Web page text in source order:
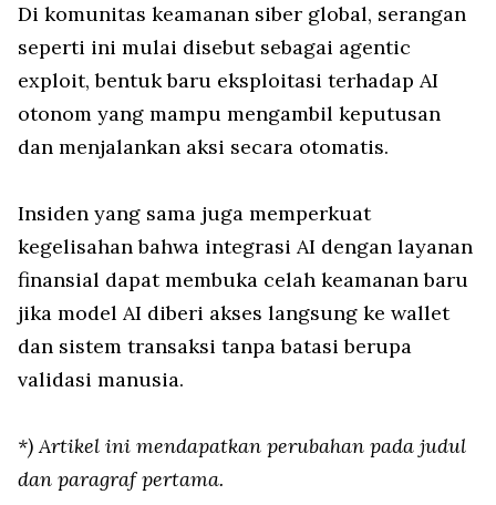
Di komunitas keamanan siber global, serangan
seperti ini mulai disebut sebagai agentic
exploit, bentuk baru eksploitasi terhadap AI
otonom yang mampu mengambil keputusan
dan menjalankan aksi secara otomatis.
Insiden yang sama juga memperkuat
kegelisahan bahwa integrasi AI dengan layanan
finansial dapat membuka celah keamanan baru
jika model AI diberi akses langsung ke wallet
dan sistem transaksi tanpa batasi berupa
validasi manusia.
*) Artikel ini mendapatkan perubahan pada judul
dan paragraf pertama.